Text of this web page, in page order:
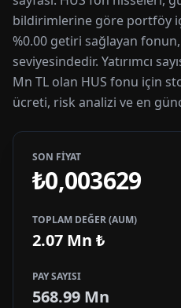
bildirimlerine göre portföy
%0.00 getiri sağlayan
seviyesindedir. Yatırımcı
Mn TL olan HUS fonu için
ücreti, risk analizi ve en
SON FİYAT
₺0,003629
TOPLAM DEĞER (AUM)
2.07 Mn ₺
PAY SAYISI
568.99 Mn